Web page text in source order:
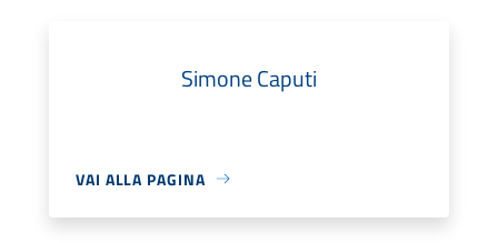
Simone Caputi
VAI ALLA PAGINA